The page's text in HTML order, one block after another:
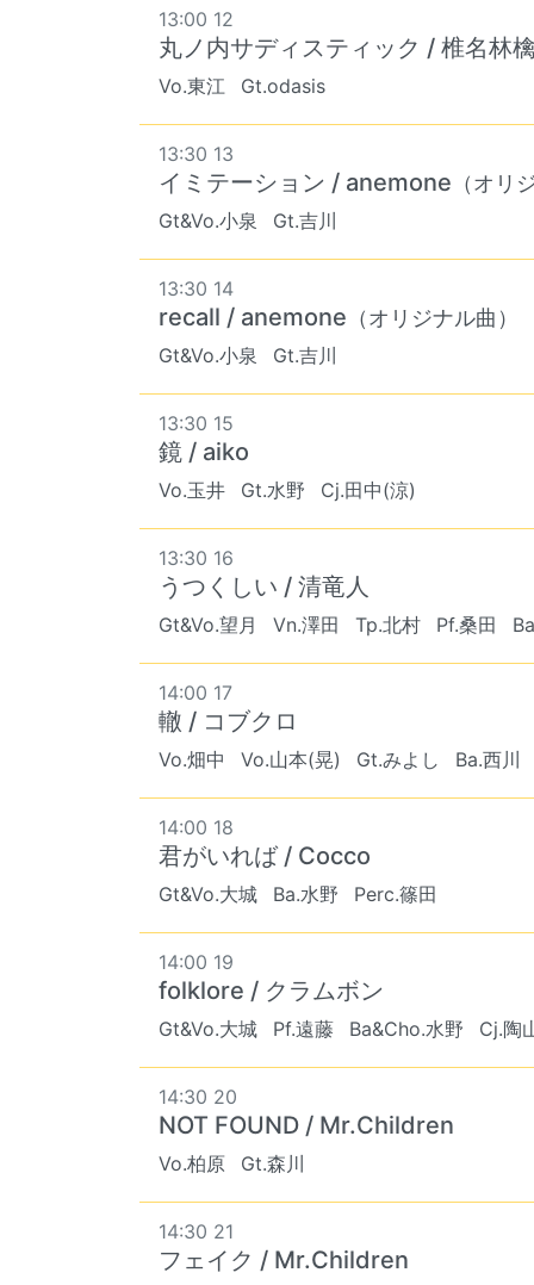
13:00 12
丸ノ内サディスティック / 椎名林檎
Vo.東江 Gt.odasis
13:30 13
イミテーション / anemone （オリ
Gt&Vo.小泉 Gt.吉川
13:30 14
recall / anemone （オリジナル曲）
Gt&Vo.小泉 Gt.吉川
13:30 15
鏡 / aiko
Vo.玉井 Gt.水野 Cj.田中(涼)
13:30 16
うつくしい / 清竜人
Gt&Vo.望月 Vn.澤田 Tp.北村 Pf.桑田
14:00 17
轍 / コブクロ
Vo.畑中 Vo.山本(晃) Gt.みよし Ba.西川
14:00 18
君がいれば / Cocco
Gt&Vo.大城 Ba.水野 Perc.篠田
14:00 19
folklore / クラムボン
Gt&Vo.大城 Pf.遠藤 Ba&Cho.水野 Cj.陶
14:30 20
NOT FOUND / Mr.Children
Vo.柏原 Gt.森川
14:30 21
フェイク / Mr.Children